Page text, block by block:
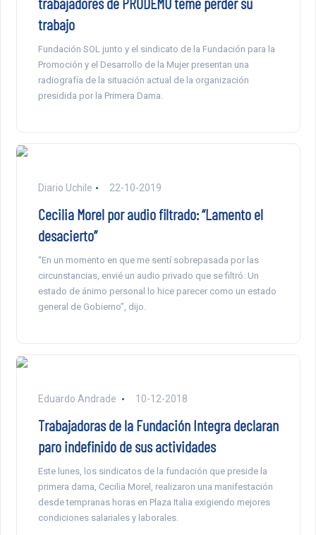
trabajo
Fundación SOL junto y el sindicato de la Fundación para la
Promoción y el Desarrollo de la Mujer presentan una
radiografía de la situación actual de la organización
presidida por la Primera Dama.
Diario Uchile 22-10-2019
Cecilia Morel por audio filtrado: “Lamento el
desacierto”
“En un momento en que me sentí sobrepasada por las
circunstancias, envié un audio privado que se filtró. Un
estado de ánimo personal lo hice parecer como un estado
general de Gobierno”, dijo.
Eduardo Andrade 10-12-2018
Trabajadoras de la Fundación Integra declaran
paro indefinido de sus actividades
Este lunes, los sindicatos de la fundación que preside la
primera dama, Cecilia Morel, realizaron una manifestación
desde tempranas horas en Plaza Italia exigiendo mejores
condiciones salariales y laborales.